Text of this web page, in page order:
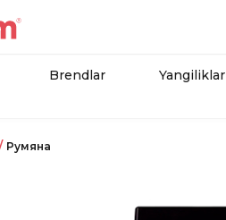
Brendlar Yangiliklar
Румяна